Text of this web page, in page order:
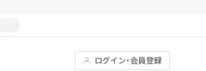
ログイン･会員登録